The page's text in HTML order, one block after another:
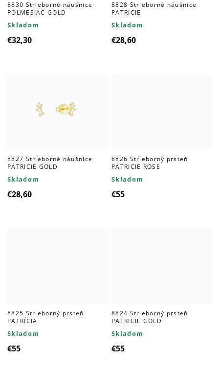
8830 Strieborné náušnice
POLMESIAC GOLD
Skladom
€32,30
8828 Strieborné náušnice
PATRICIE
Skladom
€28,60
8827 Strieborné náušnice
PATRICIE GOLD
Skladom
€28,60
8826 Strieborný prsteň
PATRICIE ROSE
Skladom
€55
8825 Strieborný prsteň
PATRÍCIA
Skladom
€55
8824 Strieborný prsteň
PATRICIE GOLD
Skladom
€55